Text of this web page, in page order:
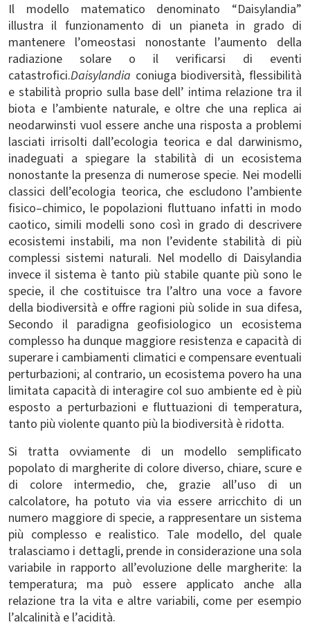
Il modello matematico denominato “Daisylandia”
illustra il funzionamento di un pianeta in grado di
mantenere l’omeostasi nonostante l’aumento della
radiazione solare o il verificarsi di eventi
catastrofici.Daisylandia coniuga biodiversità, flessibilità
e stabilità proprio sulla base dell’ intima relazione tra il
biota e l’ambiente naturale, e oltre che una replica ai
neodarwinsti vuol essere anche una risposta a problemi
lasciati irrisolti dall’ecologia teorica e dal darwinismo,
inadeguati a spiegare la stabilità di un ecosistema
nonostante la presenza di numerose specie. Nei modelli
classici dell’ecologia teorica, che escludono l’ambiente
fisico–chimico, le popolazioni fluttuano infatti in modo
caotico, simili modelli sono così in grado di descrivere
ecosistemi instabili, ma non l’evidente stabilità di più
complessi sistemi naturali. Nel modello di Daisylandia
invece il sistema è tanto più stabile quante più sono le
specie, il che costituisce tra l’altro una voce a favore
della biodiversità e offre ragioni più solide in sua difesa,
Secondo il paradigna geofisiologico un ecosistema
complesso ha dunque maggiore resistenza e capacità di
superare i cambiamenti climatici e compensare eventuali
perturbazioni; al contrario, un ecosistema povero ha una
limitata capacità di interagire col suo ambiente ed è più
esposto a perturbazioni e fluttuazioni di temperatura,
tanto più violente quanto più la biodiversità è ridotta.
Si tratta ovviamente di un modello semplificato
popolato di margherite di colore diverso, chiare, scure e
di colore intermedio, che, grazie all’uso di un
calcolatore, ha potuto via via essere arricchito di un
numero maggiore di specie, a rappresentare un sistema
più complesso e realistico. Tale modello, del quale
tralasciamo i dettagli, prende in considerazione una sola
variabile in rapporto all’evoluzione delle margherite: la
temperatura; ma può essere applicato anche alla
relazione tra la vita e altre variabili, come per esempio
l’alcalinità e l’acidità.